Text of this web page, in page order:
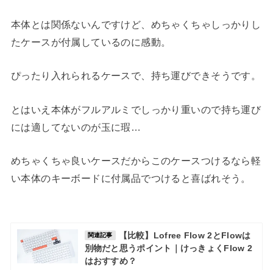
本体とは関係ないんですけど、めちゃくちゃしっかりし
たケースが付属しているのに感動。
ぴったり入れられるケースで、持ち運びできそうです。
とはいえ本体がフルアルミでしっかり重いので持ち運び
には適してないのが玉に瑕…
めちゃくちゃ良いケースだからこのケースつけるなら軽
い本体のキーボードに付属品でつけると喜ばれそう。
関連記事
【比較】Lofree Flow 2とFlowは
別物だと思うポイント｜けっきょくFlow 2
はおすすめ？